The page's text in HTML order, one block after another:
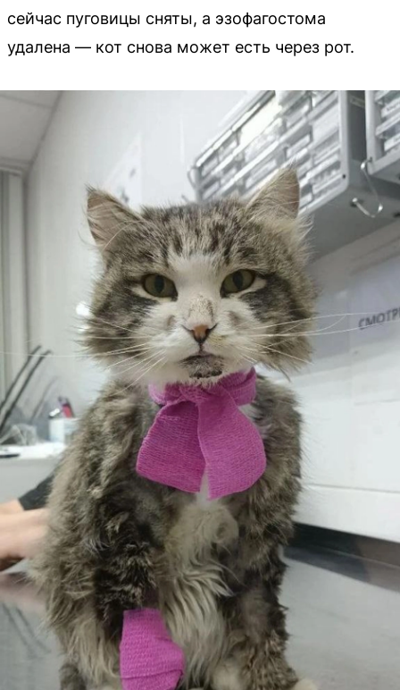
сейчас пуговицы сняты, а эзофагостома
удалена — кот снова может есть через рот.